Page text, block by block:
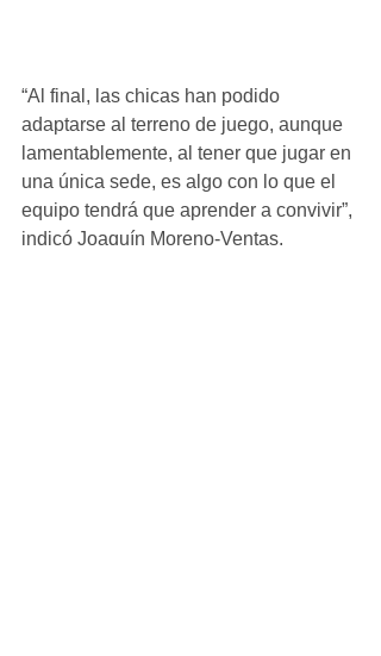
“Al final, las chicas han podido
adaptarse al terreno de juego, aunque
lamentablemente, al tener que jugar en
una única sede, es algo con lo que el
equipo tendrá que aprender a convivir”,
indicó Joaquín Moreno-Ventas.